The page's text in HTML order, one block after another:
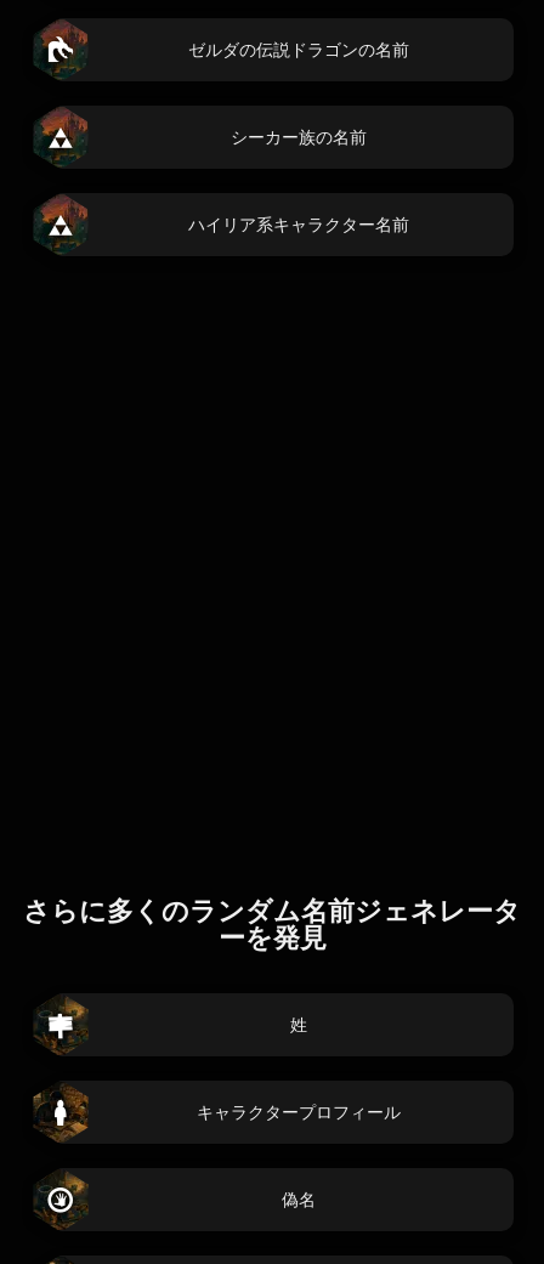
ゼルダの伝説ドラゴンの名前
シーカー族の名前
ハイリア系キャラクター名前
さらに多くのランダム名前ジェネレータ
ーを発見
姓
キャラクタープロフィール
偽名